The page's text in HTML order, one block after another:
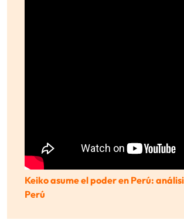
Keiko asume el poder en Perú:
Perú